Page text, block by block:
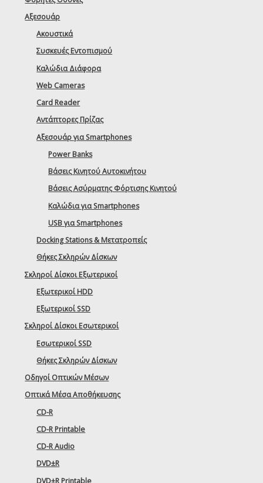
Αξεσουάρ
Ακουστικά
Συσκευές Εντοπισμού
Καλώδια Διάφορα
Web Cameras
Card Reader
Αντάπτορες Πρίζας
Αξεσουάρ για Smartphones
Power Banks
Βάσεις Κινητού Αυτοκινήτου
Βάσεις Ασύρματης Φόρτισης Κινητού
Καλώδια για Smartphones
USB για Smartphones
Docking Stations & Μετατροπείς
Θήκες Σκληρών Δίσκων
Σκληροί Δίσκοι Εξωτερικοί
Εξωτερικοί HDD
Εξωτερικοί SSD
Σκληροί Δίσκοι Εσωτερικοί
Εσωτερικοί SSD
Θήκες Σκληρών Δίσκων
Οδηγοί Οπτικών Μέσων
Οπτικά Μέσα Αποθήκευσης
CD-R
CD-R Printable
CD-R Audio
DVD±R
DVD±R Printable